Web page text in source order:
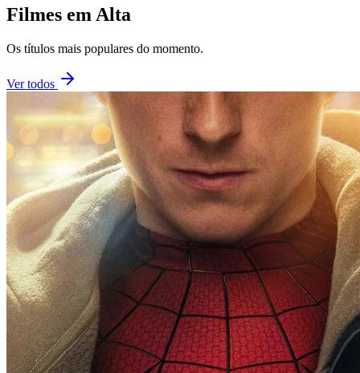
Filmes em Alta
Os títulos mais populares do momento.
Ver todos